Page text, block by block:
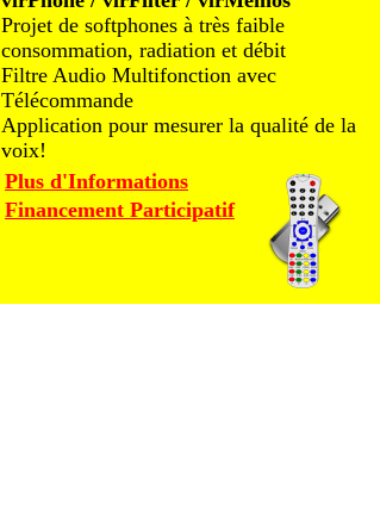
Projet de softphones à très faible
consommation, radiation et débit
Filtre Audio Multifonction avec
Télécommande
Application pour mesurer la qualité de la
voix!
Plus d'Informations
Financement Participatif